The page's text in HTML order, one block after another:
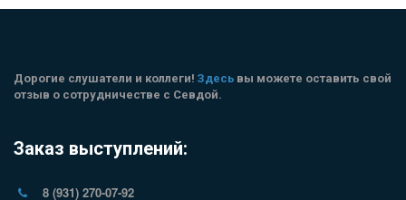
Дорогие слушатели и коллеги! Здесь вы можете оставить свой
отзыв о сотрудничестве с Севдой.
Заказ выступлений:
8 (931) 270-07-92